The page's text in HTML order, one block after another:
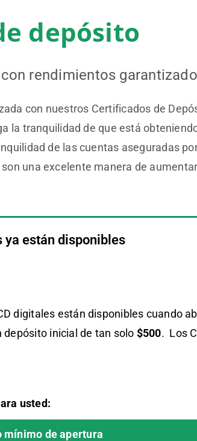
depósito
rendimientos
con nuestros Certificados de
la tranquilidad de que está
de las cuentas aseguradas
una excelente manera de
ya están disponibles
digitales están disponibles cuando
inicial de tan solo $500. Los
usted:
mínimo de apertura